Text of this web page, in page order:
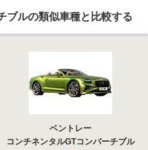
ブルの類似車種と比較する
ベントレー
コンチネンタルGTコンバーチブル